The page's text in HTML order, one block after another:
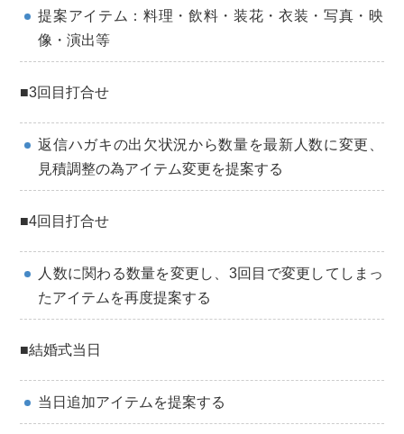
提案アイテム：料理・飲料・装花・衣装・写真・映
像・演出等
■3回目打合せ
返信ハガキの出欠状況から数量を最新人数に変更、
見積調整の為アイテム変更を提案する
■4回目打合せ
人数に関わる数量を変更し、3回目で変更してしまっ
たアイテムを再度提案する
■結婚式当日
当日追加アイテムを提案する